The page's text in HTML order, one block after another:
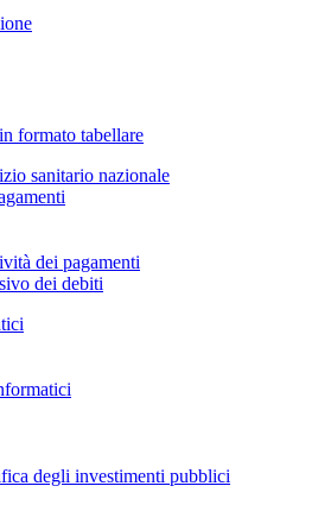
formato tabellare
sanitario nazionale
dei pagamenti
dei debiti
degli investimenti pubblici